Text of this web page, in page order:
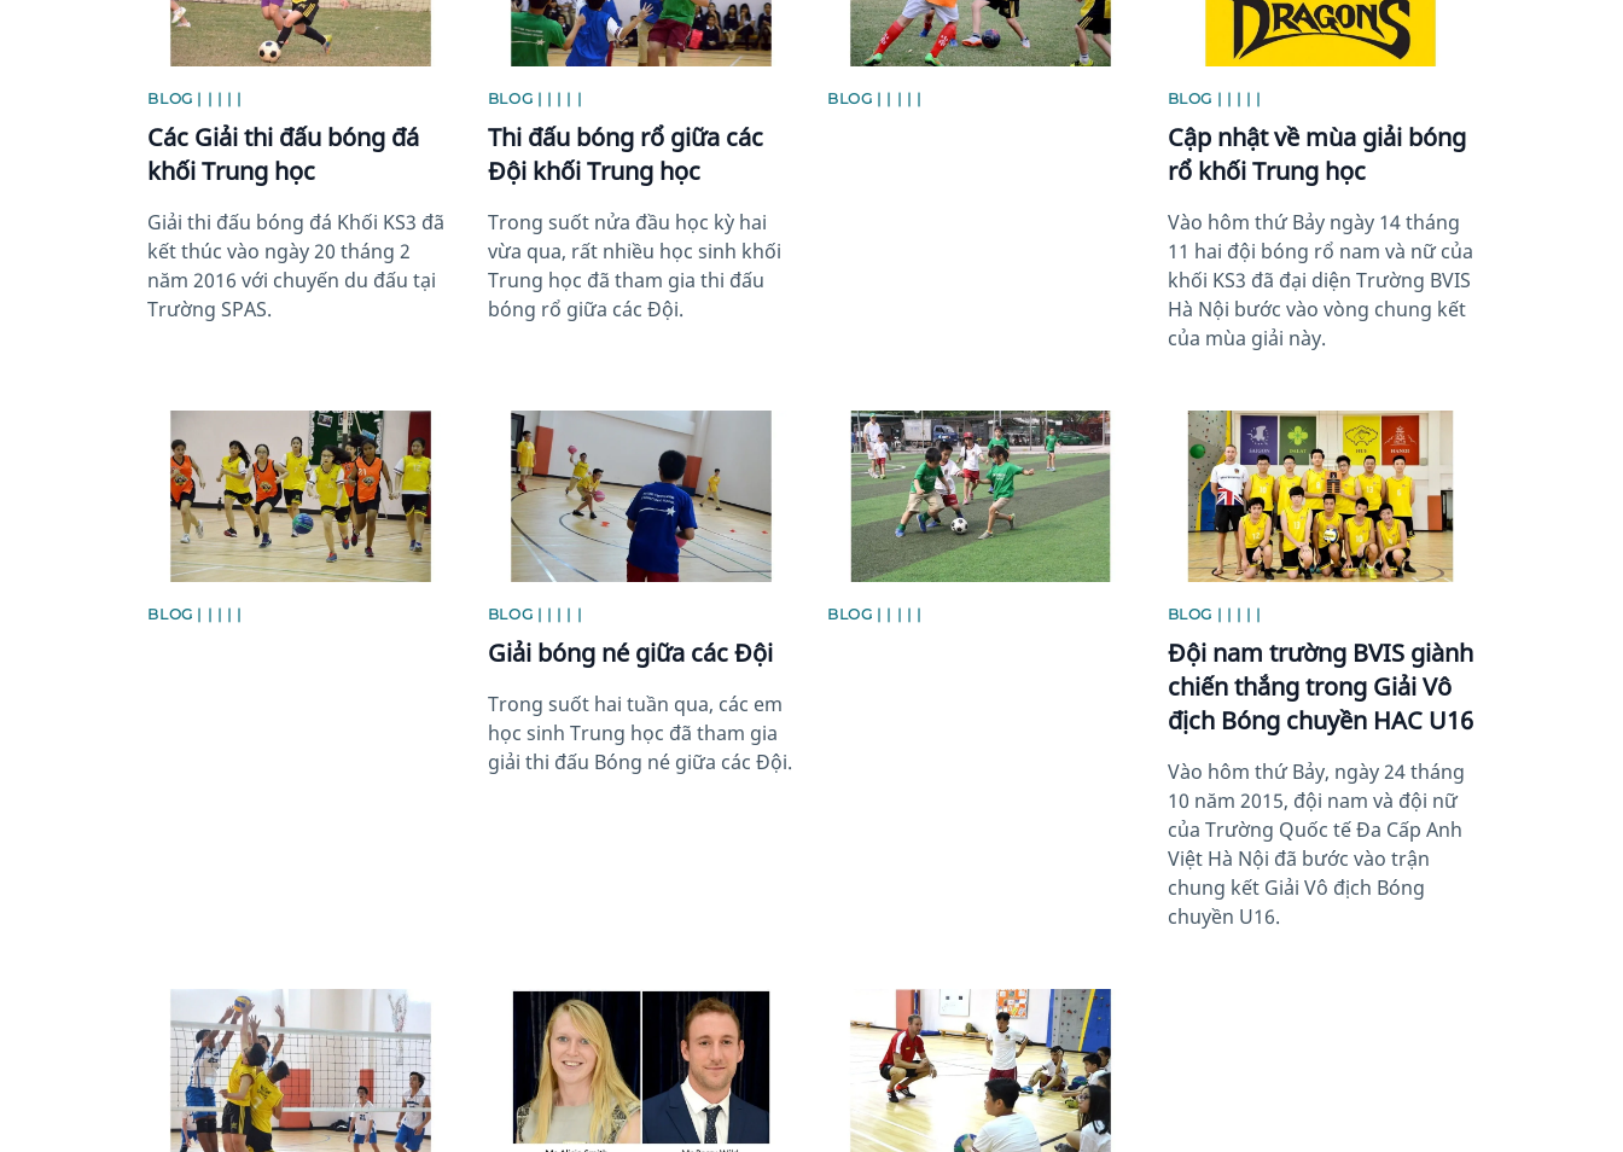
BLOG | | | | |
Các Giải thi đấu bóng đá
khối Trung học
Giải thi đấu bóng đá Khối KS3 đã
kết thúc vào ngày 20 tháng 2
năm 2016 với chuyến du đấu tại
Trường SPAS.
BLOG | | | | |
Thi đấu bóng rổ giữa các
Đội khối Trung học
Trong suốt nửa đầu học kỳ hai
vừa qua, rất nhiều học sinh khối
Trung học đã tham gia thi đấu
bóng rổ giữa các Đội.
BLOG | | | | | BLOG | | | | |
Cập nhật về mùa giải bóng
rổ khối Trung học
Vào hôm thứ Bảy ngày 14 tháng
11 hai đội bóng rổ nam và nữ của
khối KS3 đã đại diện Trường BVIS
Hà Nội bước vào vòng chung kết
của mùa giải này.
BLOG | | | | |
News image
BLOG | | | | |
Giải bóng né giữa các Đội
Trong suốt hai tuần qua, các em
học sinh Trung học đã tham gia
giải thi đấu Bóng né giữa các Đội.
News image
BLOG | | | | |
News image
BLOG | | | | |
Đội nam trường BVIS giành
chiến thắng trong Giải Vô
địch Bóng chuyền HAC U16
Vào hôm thứ Bảy, ngày 24 tháng
10 năm 2015, đội nam và đội nữ
của Trường Quốc tế Đa Cấp Anh
Việt Hà Nội đã bước vào trận
chung kết Giải Vô địch Bóng
chuyền U16.
News image News image News image